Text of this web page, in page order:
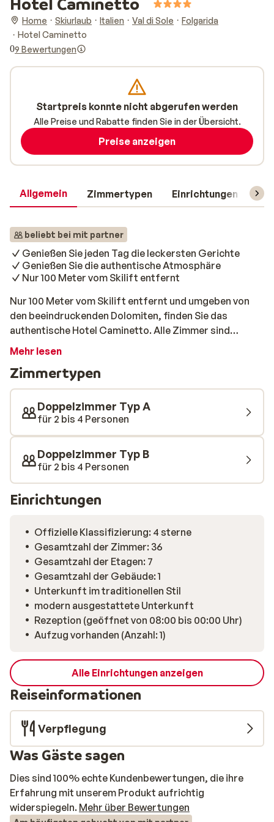
Home Skiurlaub Italien Val di Sole
Folgarida
Hotel Caminetto
09 Bewertungen
Allgemein Zimmertypen Einrichtungen
beliebt bei mit partner
Genießen Sie jeden Tag die leckersten Gerichte
Genießen Sie die authentische Atmosphäre
Nur 100 Meter vom Skilift entfernt
Nur 100 Meter vom Skilift entfernt und umgeben von
den beeindruckenden Dolomiten, finden Sie das
authentische Hotel Caminetto. Alle Zimmer sind
ansprechend eingerichtet und mit einem modernen Bad
einem langen Tag auf der Piste vollkommen
entspannen. Unter anderem finden Sie hier eine Sauna,
ein türkisches Dampfbad und einen Whirlpool.
Mehr lesen
Zimmertypen
Doppelzimmer Typ A
für 2 bis 4 Personen
Doppelzimmer Typ B
für 2 bis 4 Personen
Einrichtungen
Offizielle Klassifizierung: 4 sterne
Gesamtzahl der Zimmer: 36
Gesamtzahl der Etagen: 7
Gesamtzahl der Gebäude: 1
Unterkunft im traditionellen Stil
modern ausgestattete Unterkunft
Rezeption (geöffnet von 08:00 bis 00:00 Uhr)
Aufzug vorhanden (Anzahl: 1)
Alle Einrichtungen anzeigen
Reiseinformationen
Verpflegung
Was Gäste sagen
Dies sind 100% echte Kundenbewertungen, die ihre
Erfahrung mit unserem Produkt aufrichtig
widerspiegeln. Mehr über Bewertungen
Startpreis konnte nicht abgerufen werden
Alle Preise und Rabatte finden Sie in der Übersicht.
Preise anzeigen